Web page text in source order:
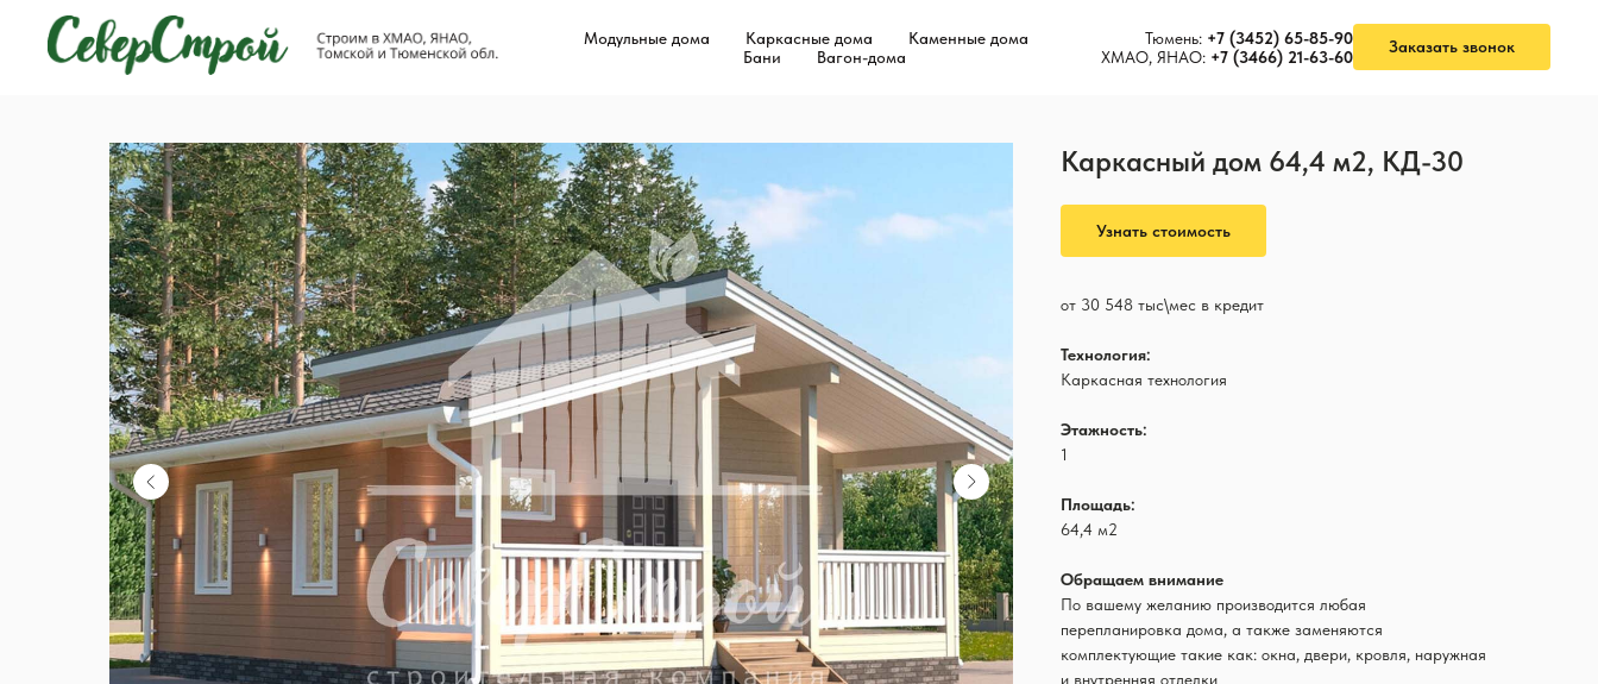
Модульные дома Каркасные дома
Каменные дома
Бани
Вагон-дома
Тюмень: +7 (3452) 65-85-90
ХМАО, ЯНАО: +7 (3466) 21-63-60
Заказать звонок
Каркасный дом 64,4 м2, КД-30
Узнать стоимость
от 30 548 тыс\мес в кредит
Технология:
Каркасная технология
Этажность:
1
Площадь:
64,4 м2
Обращаем внимание
По вашему желанию производится любая
перепланировка дома, а также заменяются
комплектующие такие как: окна, двери, кровля, наружная
и внутренняя отделки